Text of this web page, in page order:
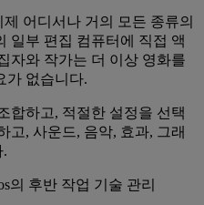
어디서나 거의 모든 종류의
일부 편집 컴퓨터에 직접 액
자와 작가는 더 이상 영화를
가 없습니다.
합하고, 적절한 설정을 선택
고, 사운드, 음악, 효과, 그래
.
의 후반 작업 기술 관리